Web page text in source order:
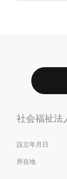
社会福祉法
設立年月日
所在地